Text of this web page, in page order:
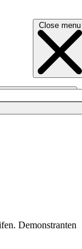
Close menu
Demonstranten